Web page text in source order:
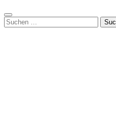
Suchen
nach: